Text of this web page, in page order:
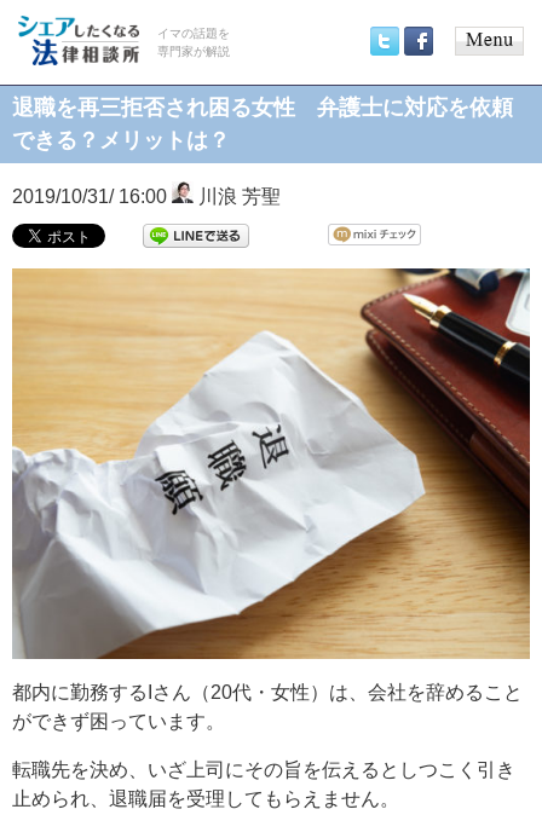
イマの話題を
専門家が解説
menu
退職を再三拒否され困る女性 弁護士に対応を依頼
できる？メリットは？
2019/10/31/ 16:00 川浪 芳聖
都内に勤務するIさん（20代・女性）は、会社を辞めること
ができず困っています。
転職先を決め、いざ上司にその旨を伝えるとしつこく引き
止められ、退職届を受理してもらえません。